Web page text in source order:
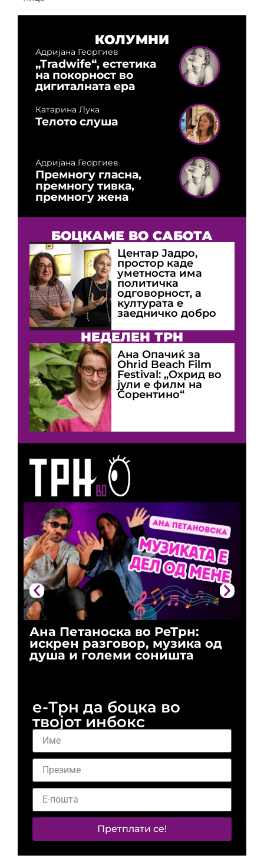
Ана Петаноска во РеТрн:
искрен разговор, музика од
душа и големи соништа
КОЛУМНИ
Адријана Георгиев
„Tradwife“, естетика
на покорност во
дигиталната ера
Катарина Лука
Телото слуша
Адријана Георгиев
Премногу гласна,
премногу тивка,
премногу жена
БОЦКАМЕ ВО САБОТА
Центар Јадро,
простор каде
уметноста има
политичка
одговорност, а
културата е
заедничко добро
НЕДЕЛЕН ТРН
Ана Опачиќ за
Оhrid Beach Film
Festival: „Охрид во
јули е филм на
Сорентино“
е-Трн да боцка во
твојот инбокс
Претплати се!